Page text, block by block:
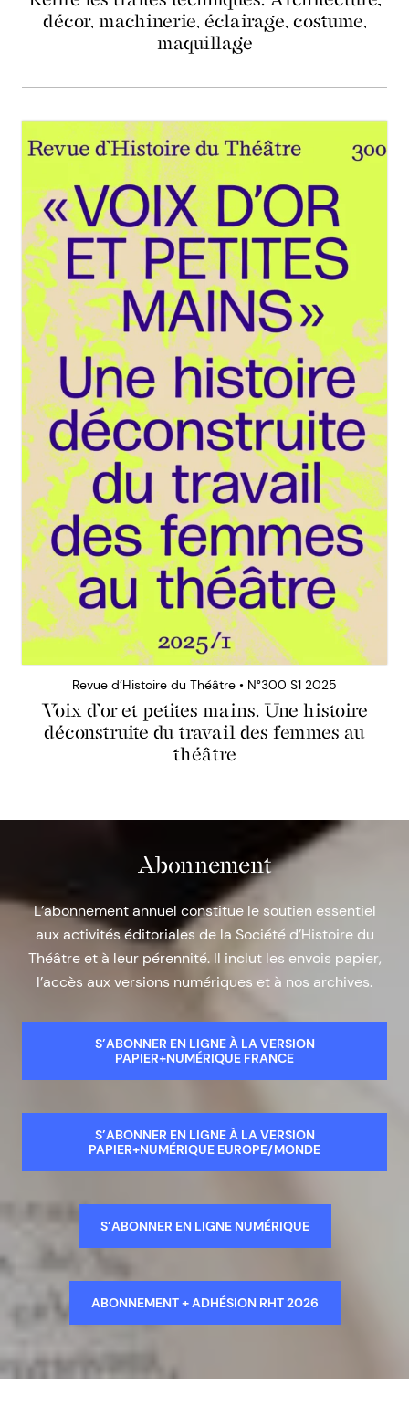
décor, machinerie, éclairage, costume,
maquillage
Revue d’Histoire du Théâtre • N°300 S1 2025
Voix d’or et petites mains. Une histoire
déconstruite du travail des femmes au
théâtre
Abonnement
L’abonnement annuel constitue le soutien essentiel
aux activités éditoriales de la Société d’Histoire du
Théâtre et à leur pérennité. Il inclut les envois papier,
l’accès aux versions numériques et à nos archives.
S’ABONNER EN LIGNE À LA VERSION
PAPIER+NUMÉRIQUE FRANCE
S’ABONNER EN LIGNE À LA VERSION
PAPIER+NUMÉRIQUE EUROPE/MONDE
S’ABONNER EN LIGNE NUMÉRIQUE
ABONNEMENT + ADHÉSION RHT 2026